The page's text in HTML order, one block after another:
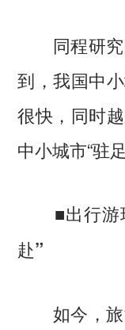
同程研究
到，我国中
很快，同时
中小城市“驻足
■出行
赴”
如今，旅